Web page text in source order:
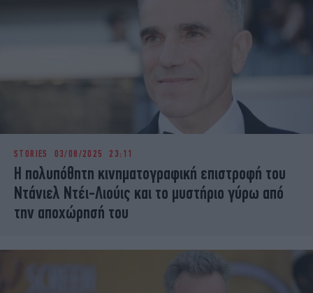
STORIES 03/08/2025 23:11
Η πολυπόθητη κινηματογραφική επιστροφή του
Ντάνιελ Ντέι-Λιούις και το μυστήριο γύρω από
την αποχώρησή του